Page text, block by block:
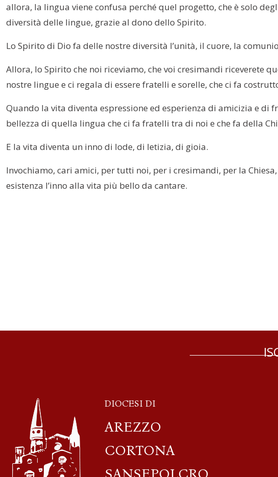
allora, la lingua viene confusa perché quel progetto, che è solo
diversità delle lingue, grazie al dono dello Spirito.
Lo Spirito di Dio fa delle nostre diversità l’unità, il cuore, la
Allora, lo Spirito che noi riceviamo, che voi cresimandi riceverete
nostre lingue e ci regala di essere fratelli e sorelle, che ci fa
Quando la vita diventa espressione ed esperienza di amicizia e di
bellezza di quella lingua che ci fa fratelli tra di noi e che fa della
E la vita diventa un inno di lode, di letizia, di gioia.
Invochiamo, cari amici, per tutti noi, per i cresimandi, per la
esistenza l’inno alla vita più bello da cantare.
DIOCESI DI
AREZZO
CORTONA